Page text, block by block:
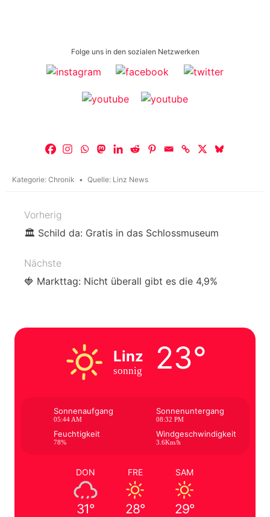
Folge uns in den sozialen Netzwerken
Kategorie: Chronik Quelle: Linz News
Beitragsnavigation
Vorherig
🏛️ Schild da: Gratis in das Schlossmuseum
Nächste
🍓 Markttag: Nicht überall gibt es die 4,9%
Linz
sonnig 23°
Sonnenaufgang
05:44 AM
Sonnenuntergang
08:32 PM
Feuchtigkeit
78%
Windgeschwindigkeit
3.6Km/h
DON
31°
FRE
28°
SAM
29°